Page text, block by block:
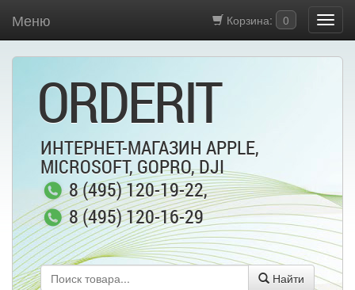
Корзина: 0
Меню
ORDERIT
ИНТЕРНЕТ-МАГАЗИН APPLE,
MICROSOFT, GOPRO, DJI
8 (495) 120-19-22,
8 (495) 120-16-29
Найти